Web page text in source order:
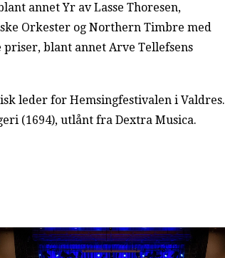
annet Yr av Lasse Thoresen,
Orkester og Northern Timbre med
priser, blant annet Arve Tellefsens
leder for Hemsingfestivalen i Valdres.
(1694), utlånt fra Dextra Musica.